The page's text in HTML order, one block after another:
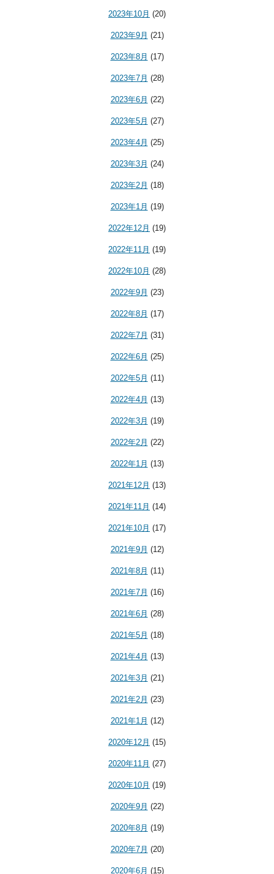
2023年10月 (20)
2023年9月 (21)
2023年8月 (17)
2023年7月 (28)
2023年6月 (22)
2023年5月 (27)
2023年4月 (25)
2023年3月 (24)
2023年2月 (18)
2023年1月 (19)
2022年12月 (19)
2022年11月 (19)
2022年10月 (28)
2022年9月 (23)
2022年8月 (17)
2022年7月 (31)
2022年6月 (25)
2022年5月 (11)
2022年4月 (13)
2022年3月 (19)
2022年2月 (22)
2022年1月 (13)
2021年12月 (13)
2021年11月 (14)
2021年10月 (17)
2021年9月 (12)
2021年8月 (11)
2021年7月 (16)
2021年6月 (28)
2021年5月 (18)
2021年4月 (13)
2021年3月 (21)
2021年2月 (23)
2021年1月 (12)
2020年12月 (15)
2020年11月 (27)
2020年10月 (19)
2020年9月 (22)
2020年8月 (19)
2020年7月 (20)
2020年6月 (15)